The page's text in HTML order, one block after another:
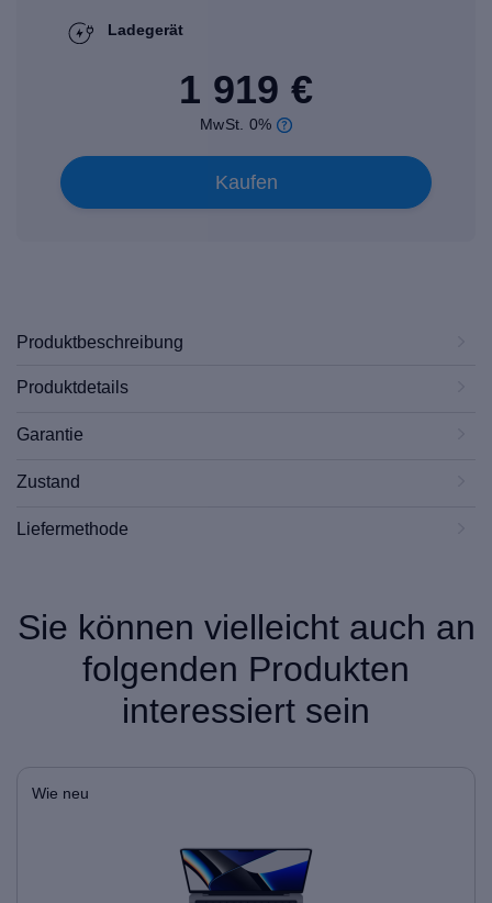
Ladegerät
1 919 €
MwSt. 0%
Kaufen
Produktbeschreibung
Produktdetails
Garantie
Zustand
Liefermethode
Sie können vielleicht auch an
folgenden Produkten
interessiert sein
Wie neu